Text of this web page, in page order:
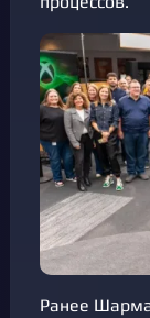
Ранее